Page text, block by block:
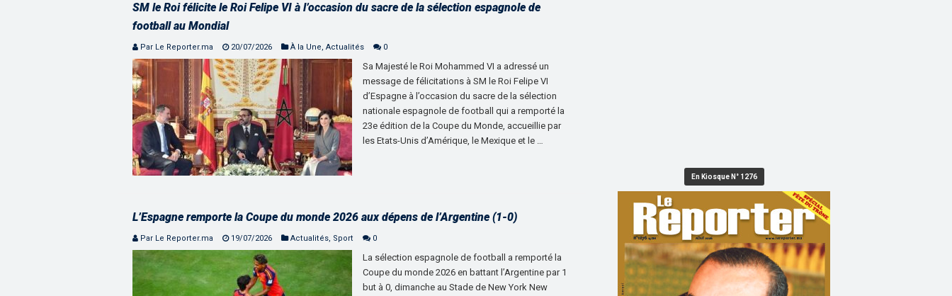
SM le Roi félicite le Roi Felipe VI à l’occasion du sacre de la sélection espagnole de
football au Mondial
Par Le Reporter.ma 20/07/2026 À la Une, Actualités 0
Sa Majesté le Roi Mohammed VI a adressé un
message de félicitations à SM le Roi Felipe VI
d’Espagne à l’occasion du sacre de la sélection
nationale espagnole de football qui a remporté la
23e édition de la Coupe du Monde, accueillie par
les Etats-Unis d’Amérique, le Mexique et le …
L’Espagne remporte la Coupe du monde 2026 aux dépens de l’Argentine (1-0)
Par Le Reporter.ma 19/07/2026 Actualités, Sport 0
La sélection espagnole de football a remporté la
Coupe du monde 2026 en battant l’Argentine par 1
but à 0, dimanche au Stade de New York New
En Kiosque N° 1276